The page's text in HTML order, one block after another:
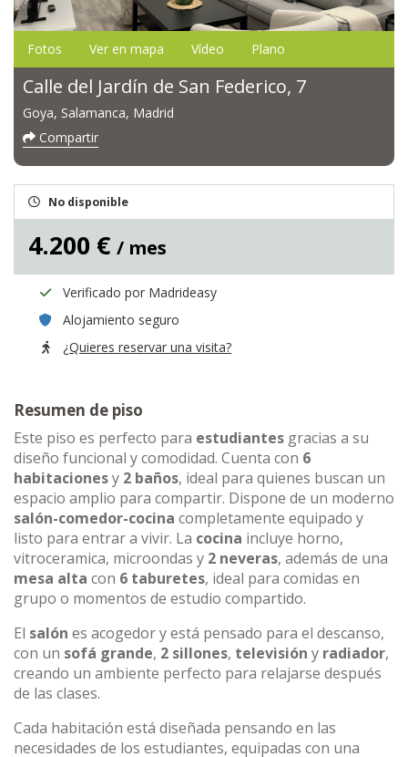
Fotos Ver en mapa Vídeo Plano
Calle del Jardín de San Federico, 7
Goya, Salamanca, Madrid
Compartir
No disponible
4.200 € / mes
Verificado por Madrideasy
Alojamiento seguro
¿Quieres reservar una visita?
Resumen de piso
Este piso es perfecto para estudiantes gracias a su
diseño funcional y comodidad. Cuenta con 6
habitacionesy 2 baños, ideal para quienes buscan un
espacio amplio para compartir. Dispone de un moderno
salón-comedor-cocina completamente equipado y
listo para entrar a vivir. La cocina incluye horno,
vitroceramica, microondas y 2 neveras, además de una
mesa alta con 6 taburetes, ideal para comidas en
grupo o momentos de estudio compartido.
El salón es acogedor y está pensado para el descanso,
con un sofá grande, 2 sillones, televisión y radiador,
creando un ambiente perfecto para relajarse después
de las clases.
Cada habitación está diseñada pensando en las
necesidades de los estudiantes, equipadas con una